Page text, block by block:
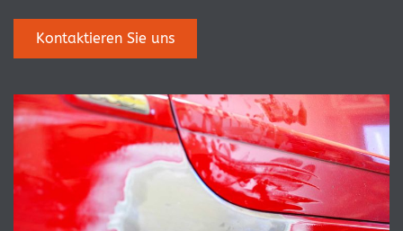
Kontaktieren Sie uns